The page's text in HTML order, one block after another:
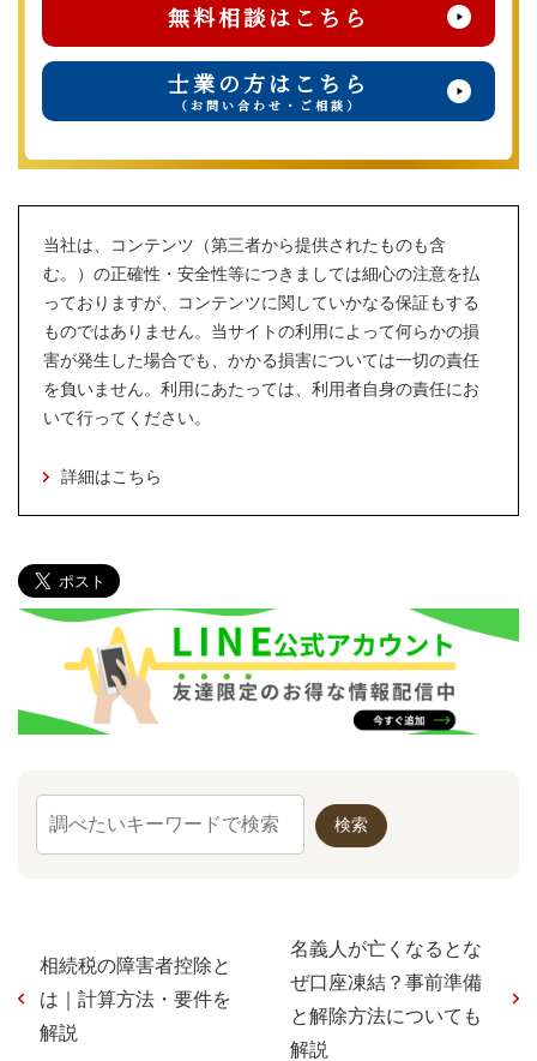
無料相談はこちら
士業の方はこちら
（お問い合わせ・ご相談）
当社は、コンテンツ（第三者から提供されたものも含
む。）の正確性・安全性等につきましては細心の注意を払
っておりますが、コンテンツに関していかなる保証もする
ものではありません。当サイトの利用によって何らかの損
害が発生した場合でも、かかる損害については一切の責任
を負いません。利用にあたっては、利用者自身の責任にお
いて行ってください。
詳細はこちら
相続税の障害者控除と
は｜計算方法・要件を
解説
名義人が亡くなるとな
ぜ口座凍結？事前準備
と解除方法についても
解説